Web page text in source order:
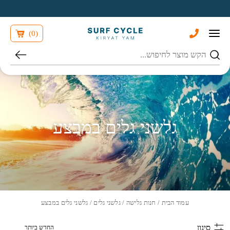
חיפוש
(
0
)
גלשני גלים במבצע
עמוד הבית / חנות גלישה / גלשני גלים / גלשני גלים במבצע
סינון